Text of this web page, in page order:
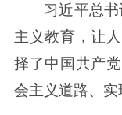
习近平总
主义教育，让
择了中国共产
会主义道路、